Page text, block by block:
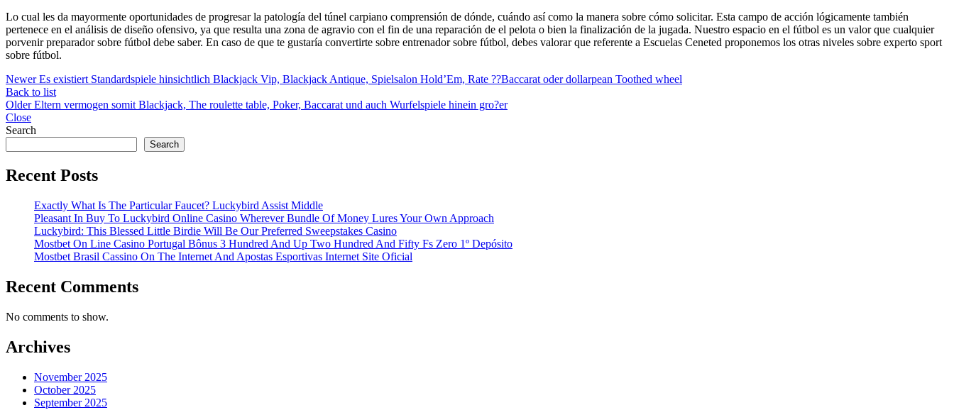
Lo cual les da mayormente oportunidades de progresar la patologí­a del túnel carpiano comprensión de dónde, cuándo así­ como la manera sobre cómo solicitar. Esta campo de acción lógicamente también
pertenece en el análisis de diseño ofensivo, ya que resulta una zona de agravio con el fin de una reparación de el pelota o bien la finalización de la jugada. Nuestro espacio en el fútbol es un valor que cualquier
porvenir preparador sobre fútbol debe saber. En caso de que te gustaría convertirte sobre entrenador sobre fútbol, debes valorar que referente a Escuelas Ceneted proponemos los otras niveles sobre experto sport
sobre fútbol.
Newer Es existiert Standardspiele hinsichtlich Blackjack Vip, Blackjack Antique, Spielsalon Hold’Em, Rate ??Baccarat oder dollarpean Toothed wheel
Back to list
Older Eltern vermogen somit Blackjack, The roulette table, Poker, Baccarat und auch Wurfelspiele hinein gro?er
Close
Search
Search
Recent Posts
Exactly What Is The Particular Faucet? Luckybird Assist Middle
Pleasant In Buy To Luckybird Online Casino Wherever Bundle Of Money Lures Your Own Approach
Luckybird: This Blessed Little Birdie Will Be Our Preferred Sweepstakes Casino
Mostbet On Line Casino Portugal Bônus 3 Hundred And Up Two Hundred And Fifty Fs Zero 1º Depósito
Mostbet Brasil Cassino On The Internet And Apostas Esportivas Internet Site Oficial
Recent Comments
No comments to show.
Archives
November 2025
October 2025
September 2025